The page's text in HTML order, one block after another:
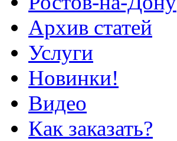
Архив статей
Услуги
Новинки!
Видео
Как заказать?